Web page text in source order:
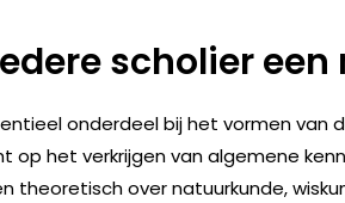
iedere scholier
onderdeel bij het vormen van
op het verkrijgen van algemene
theoretisch over natuurkunde,